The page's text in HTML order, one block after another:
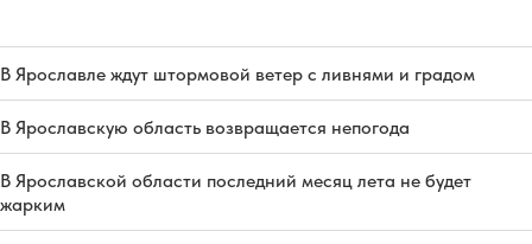
В Ярославле ждут штормовой ветер с ливнями и градом
В Ярославскую область возвращается непогода
В Ярославской области последний месяц лета не будет
жарким